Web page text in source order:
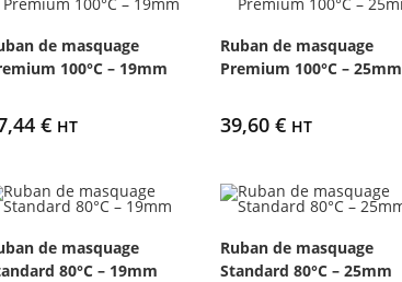
de masquage
100°C – 19mm
€ HT
Ruban de masquage
Premium 100°C – 25mm
39,60 € HT
de masquage
80°C – 19mm
Ruban de masquage
Standard 80°C – 25mm